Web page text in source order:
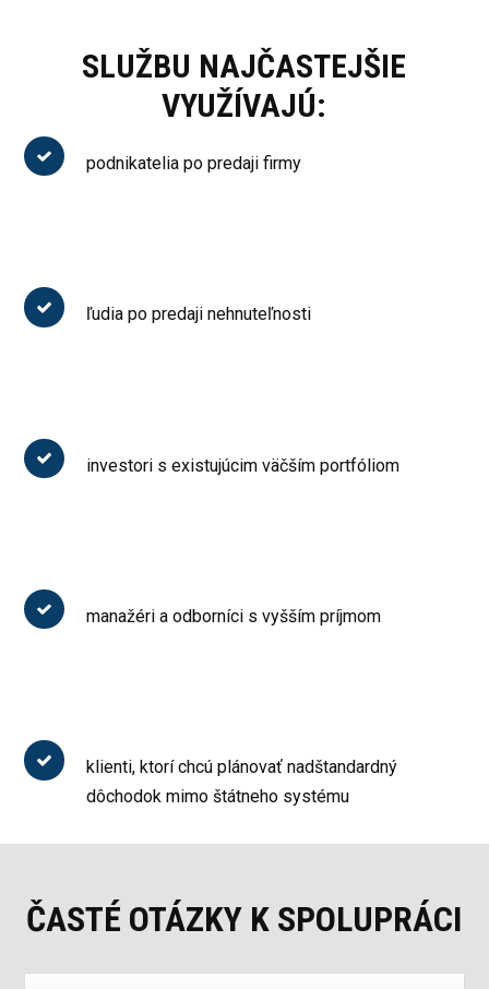
SLUŽBU NAJČASTEJŠIE
VYUŽÍVAJÚ:
podnikatelia po predaji firmy
ľudia po predaji nehnuteľnosti
investori s existujúcim väčším portfóliom
manažéri a odborníci s vyšším príjmom
klienti, ktorí chcú plánovať nadštandardný
dôchodok mimo štátneho systému
ČASTÉ OTÁZKY K SPOLUPRÁCI